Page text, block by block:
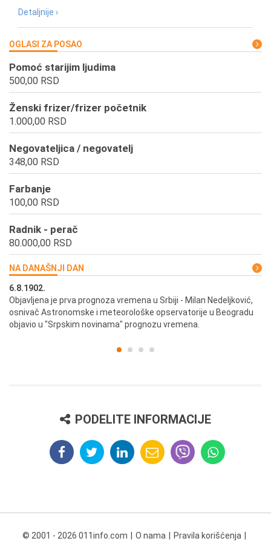
Detaljnije ›
OGLASI ZA POSAO
Pomoć starijim ljudima
500,00 RSD
Ženski frizer/frizer početnik
1.000,00 RSD
Negovateljica / negovatelj
348,00 RSD
Farbanje
100,00 RSD
Radnik - perač
80.000,00 RSD
NA DANAŠNJI DAN
6.8.1902.
Objavljena je prva prognoza vremena u Srbiji - Milan Nedeljković,
osnivač Astronomske i meteorološke opservatorije u Beogradu
objavio u "Srpskim novinama" prognozu vremena.
PODELITE INFORMACIJE
© 2001 - 2026 011info.com O nama Pravila korišćenja